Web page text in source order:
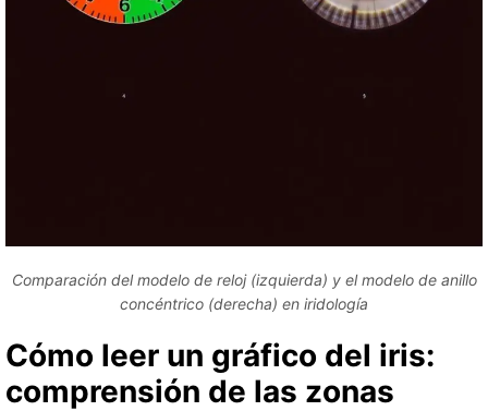
Comparación del modelo de reloj (izquierda) y el modelo de anillo
concéntrico (derecha) en iridología
Cómo leer un gráfico del iris:
comprensión de las zonas